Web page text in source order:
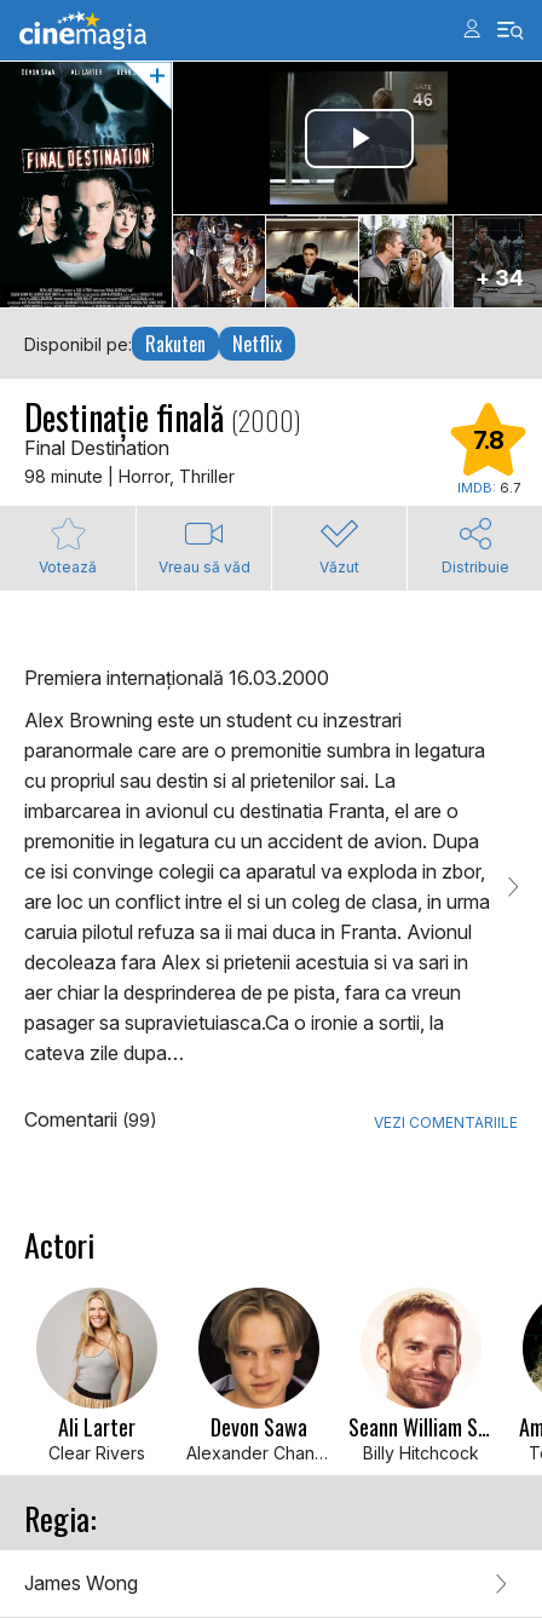
+ 34
Disponibil pe: Rakuten Netflix
Destinație finală (2000)
Final Destination
98 minute | Horror, Thriller
7.8
IMDB: 6.7
Votează Vreau să văd Văzut Distribuie
Premiera internațională 16.03.2000
Alex Browning este un student cu inzestrari
paranormale care are o premonitie sumbra in legatura
cu propriul sau destin si al prietenilor sai. La
imbarcarea in avionul cu destinatia Franta, el are o
premonitie in legatura cu un accident de avion. Dupa
ce isi convinge colegii ca aparatul va exploda in zbor,
are loc un conflict intre el si un coleg de clasa, in urma
caruia pilotul refuza sa ii mai duca in Franta. Avionul
decoleaza fara Alex si prietenii acestuia si va sari in
aer chiar la desprinderea de pe pista, fara ca vreun
pasager sa supravietuiasca.Ca o ironie a sortii, la
cateva zile dupa…
Comentarii (99) VEZI COMENTARIILE
Actori
Ali Larter
Clear Rivers
Devon Sawa
Alexander Chance Browning
Seann William Scott
Billy Hitchcock
Regia:
James Wong